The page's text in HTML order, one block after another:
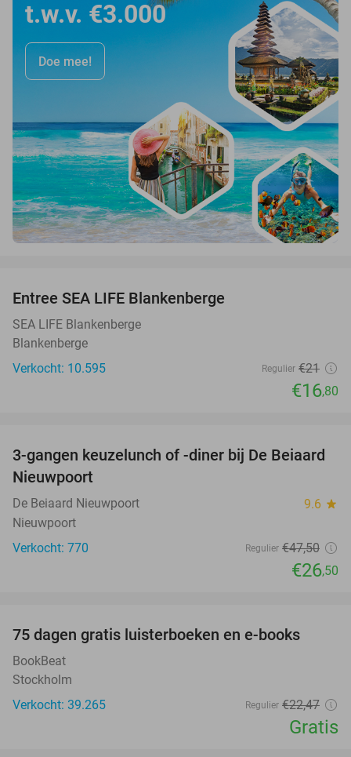
t.w.v. €3.000
Doe mee!
Entree SEA LIFE Blankenberge
SEA LIFE Blankenberge
Blankenberge
Verkocht: 10.595
Regulier €21
€16,80
44%
3-gangen keuzelunch of -diner bij De Beiaard
Nieuwpoort
De Beiaard Nieuwpoort 9.6 star
Nieuwpoort
Verkocht: 770
Regulier €47,50
€26,50
75 dagen gratis luisterboeken en e-books
BookBeat
Stockholm
Verkocht: 39.265
Regulier €22,47
Gratis